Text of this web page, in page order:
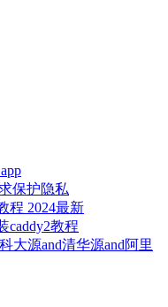
保护隐私
程 2024最新
caddy2教程
大源and清华源and阿里